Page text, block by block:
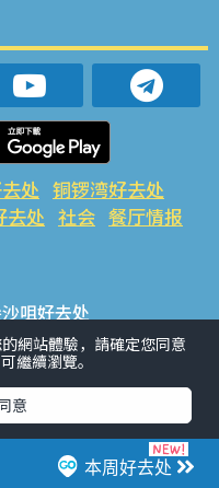
本周好去处
处 铜锣湾好去处
去处 社会 餐厅情报
咀好去处
处 旺角好去处 社会
食社群热话
式
#限时抢
網站體驗，請確定您同意
繼續瀏覽。
意